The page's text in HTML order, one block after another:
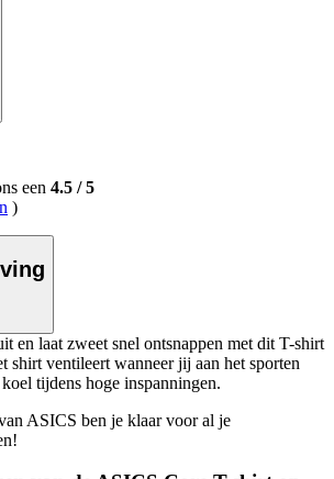
een 4.5 /5
)
en laat zweet snel ontsnappen met dit T-shirt
shirt ventileert wanneer jij aan het sporten
tijdens hoge inspanningen.
ASICS ben je klaar voor al je